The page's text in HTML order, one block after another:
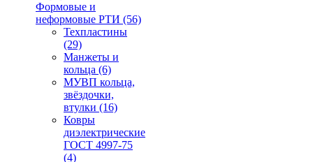
Формовые и
неформовые РТИ (56)
Техпластины
(29)
Манжеты и
кольца (6)
МУВП кольца,
звёздочки,
втулки (16)
Ковры
диэлектрические
ГОСТ 4997-75
(4)